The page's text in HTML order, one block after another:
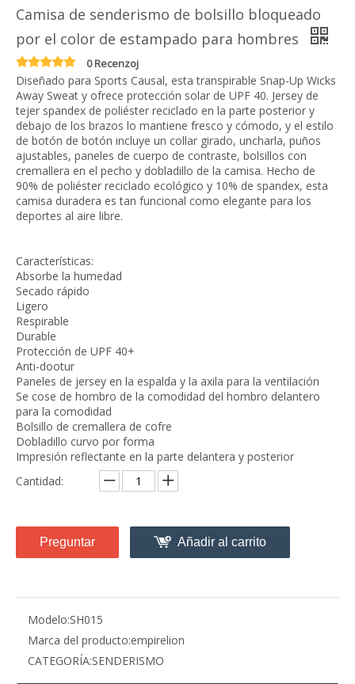
Camisa de senderismo de bolsillo bloqueado
por el color de estampado para hombres
0 Recenzoj
Diseñado para Sports Causal, esta transpirable Snap-Up Wicks
Away Sweat y ofrece protección solar de UPF 40. Jersey de
tejer spandex de poliéster reciclado en la parte posterior y
debajo de los brazos lo mantiene fresco y cómodo, y el estilo
de botón de botón incluye un collar girado, uncharla, puños
ajustables, paneles de cuerpo de contraste, bolsillos con
cremallera en el pecho y dobladillo de la camisa. Hecho de
90% de poliéster reciclado ecológico y 10% de spandex, esta
camisa duradera es tan funcional como elegante para los
deportes al aire libre.
Características:
Absorbe la humedad
Secado rápido
Ligero
Respirable
Durable
Protección de UPF 40+
Anti-dootur
Paneles de jersey en la espalda y la axila para la ventilación
Se cose de hombro de la comodidad del hombro delantero
para la comodidad
Bolsillo de cremallera de cofre
Dobladillo curvo por forma
Impresión reflectante en la parte delantera y posterior
Cantidad:
Preguntar Añadir al carrito
Modelo:SH015
Marca del producto:empirelion
CATEGORÍA:SENDERISMO